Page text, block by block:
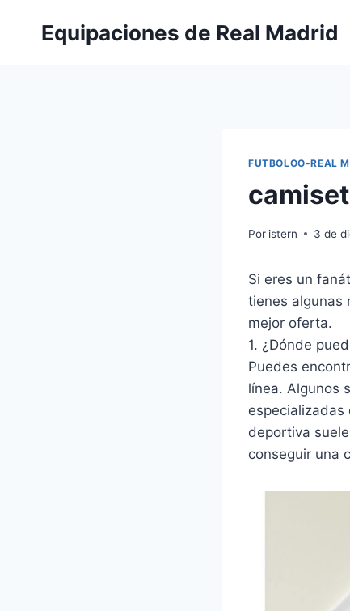
Equipaciones de Real Madrid
FUTBOLOO-REAL
Por istern 3 de
Si eres un
tienes algunas
mejor oferta.
1. ¿Dónde
Puedes
línea. Algunos
deportiva
conseguir una